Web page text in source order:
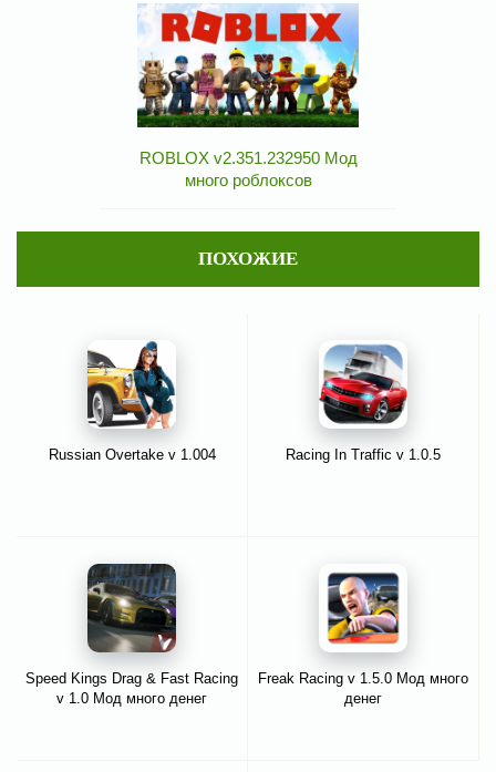
ROBLOX v2.351.232950 Мод
много роблоксов
ПОХОЖИЕ
Russian Overtake v 1.004 Racing In Traffic v 1.0.5
Speed Kings Drag & Fast Racing
v 1.0 Мод много денег
Freak Racing v 1.5.0 Мод много
денег